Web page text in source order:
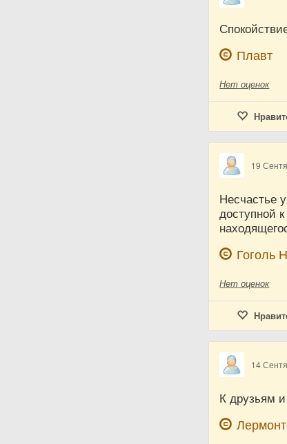
Плавт
Нет оценок
19
Несчастье
доступной
Гоголь
Нет оценок
14
К друзьям